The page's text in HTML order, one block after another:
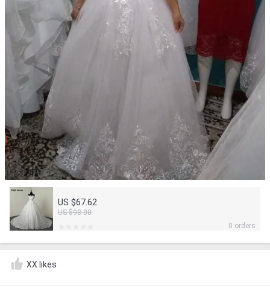
US $67.62
US $98.00
0 orders
XX likes